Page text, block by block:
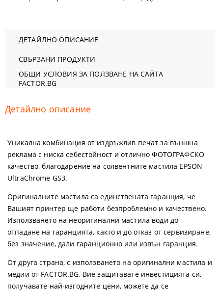
ДЕТАЙЛНО ОПИСАНИЕ
СВЪРЗАНИ ПРОДУКТИ
ОБЩИ УСЛОВИЯ ЗА ПОЛЗВАНЕ НА САЙТА
FACTOR.BG
Детайлно описание
Уникална комбинация от издръжлив печат за външна
реклама с ниска себестойност и отлично ФОТОГРАФСКО
качество, благодарение на солвентните мастила EPSON
UltraChrome GS3.
Оригиналните мастила са единствената гаранция, че
Вашият принтер ще работи безпроблемно и качествено.
Използването на неоригинални мастила води до
отпадане на гаранцията, както и до отказ от сервизиране,
без значение, дали гаранционно или извън гаранция.
От друга страна, с използването на оригинални мастила и
медии от FACTOR.BG, Вие защитавате инвестицията си,
получавате най-изгодните цени, можете да се